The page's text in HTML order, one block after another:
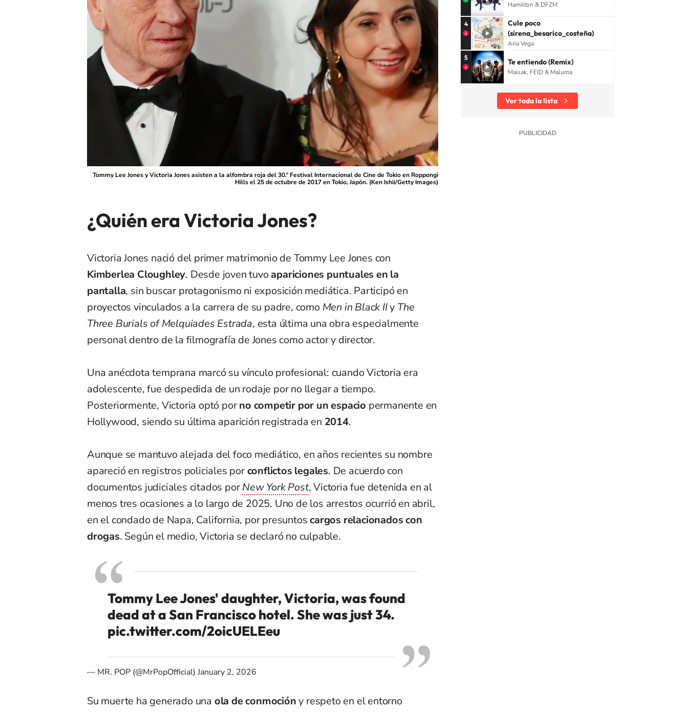
Tommy Lee Jones y Victoria Jones asisten a la alfombra roja del 30.º Festival Internacional de Cine de Tokio en Roppongi
Hills el 25 de octubre de 2017 en Tokio, Japón. (Ken Ishii/Getty Images)
¿Quién era Victoria Jones?
Victoria Jones nació del primer matrimonio de Tommy Lee Jones con
Kimberlea Cloughley. Desde joven tuvoapariciones puntuales en la
pantalla, sin buscar protagonismo ni exposición mediática. Participó en
proyectos vinculados a la carrera de su padre, como Men in Black IIy The
Three Burials of Melquiades Estrada, esta última una obra especialmente
personal dentro de la filmografía de Jones como actor y director.
Una anécdota temprana marcó su vínculo profesional: cuando Victoria era
adolescente, fue despedida de un rodaje por no llegar a tiempo.
Posteriormente, Victoria optó porno competir por un espacio permanente en
Hollywood, siendo su última aparición registrada en 2014.
Aunque se mantuvo alejada del foco mediático, en años recientes su nombre
apareció en registros policiales porconflictos legales. De acuerdo con
documentos judiciales citados porNew York Post, Victoria fue detenida en al
menos tres ocasiones a lo largo de 2025. Uno de los arrestos ocurrió en abril,
en el condado de Napa, California, por presuntoscargos relacionados con
drogas. Según el medio, Victoria se declaró no culpable.
Tommy Lee Jones' daughter, Victoria, was found
dead at a San Francisco hotel. She was just 34.
pic.twitter.com/2oicUELEeu
— MR. POP (@MrPopOfficial)January 2, 2026
Su muerte ha generado una ola de conmocióny respeto en el entorno
Hamilton & DFZM
4
Cule poco
(sirena_besarico_costeña)
Aria Vega
5 Te entiendo (Remix)
Maisak, FEID & Maluma
Ver toda la lista